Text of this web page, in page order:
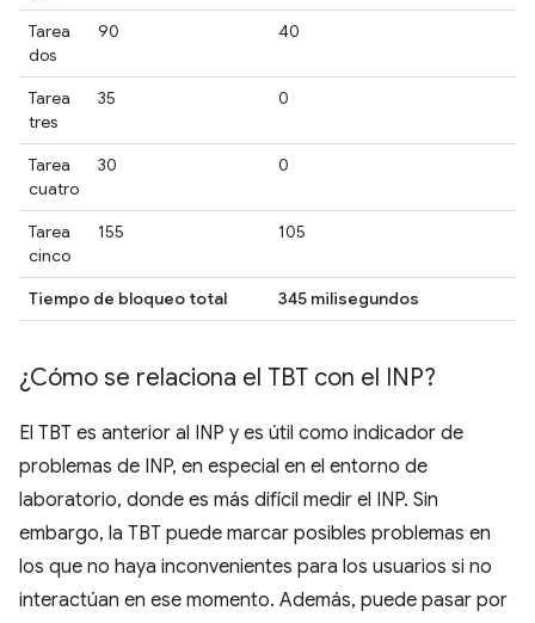
Tarea
dos
90 40
Tarea
tres
35 0
Tarea
cuatro
30 0
Tarea
cinco
155 105
Tiempo de bloqueo total 345 milisegundos
¿Cómo se relaciona el TBT con el INP?
El TBT es anterior al INP y es útil como indicador de
problemas de INP, en especial en el entorno de
laboratorio, donde es más difícil medir el INP. Sin
embargo, la TBT puede marcar posibles problemas en
los que no haya inconvenientes para los usuarios si no
interactúan en ese momento. Además, puede pasar por